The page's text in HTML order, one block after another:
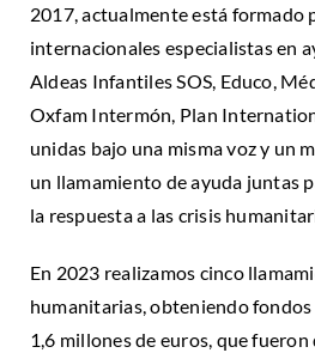
2017, actualmente está formado
internacionales especialistas en
Aldeas Infantiles SOS, Educo,
Oxfam Intermón, Plan
unidas bajo una misma voz y un
un llamamiento de ayuda juntas
la respuesta a las crisis
En 2023 realizamos cinco
humanitarias,obteniendo
1,6 millones de euros, que fueron